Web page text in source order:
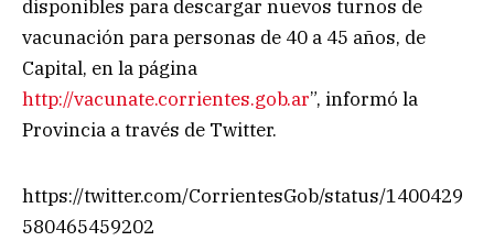
disponibles para descargar nuevos turnos de
vacunación para personas de 40 a 45 años, de
Capital, en la página
http://vacunate.corrientes.gob.ar”, informó la
Provincia a través de Twitter.
https://twitter.com/CorrientesGob/status/1400429
580465459202